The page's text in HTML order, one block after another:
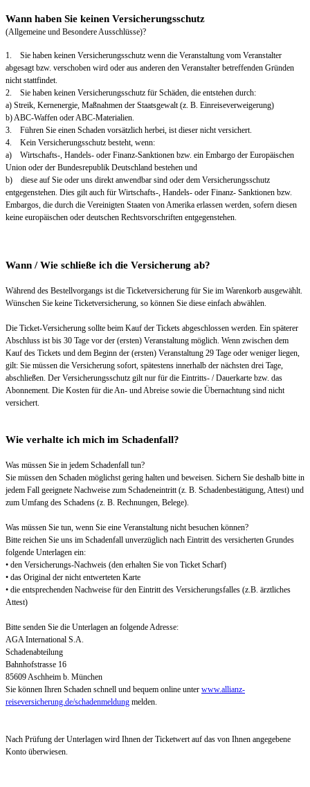
Wann haben Sie keinen Versicherungsschutz
(Allgemeine und Besondere Ausschlüsse)?
1. Sie haben keinen Versicherungsschutz wenn die Veranstaltung vom Veranstalter
abgesagt bzw. verschoben wird oder aus anderen den Veranstalter betreffenden Gründen
nicht stattfindet.
2. Sie haben keinen Versicherungsschutz für Schäden, die entstehen durch:
a) Streik, Kernenergie, Maßnahmen der Staatsgewalt (z. B. Einreiseverweigerung)
b) ABC-Waffen oder ABC-Materialien.
3. Führen Sie einen Schaden vorsätzlich herbei, ist dieser nicht versichert.
4. Kein Versicherungsschutz besteht, wenn:
a) Wirtschafts-, Handels- oder Finanz-Sanktionen bzw. ein Embargo der Europäischen
Union oder der Bundesrepublik Deutschland bestehen und
b) diese auf Sie oder uns direkt anwendbar sind oder dem Versicherungsschutz
entgegenstehen. Dies gilt auch für Wirtschafts-, Handels- oder Finanz- Sanktionen bzw.
Embargos, die durch die Vereinigten Staaten von Amerika erlassen werden, sofern diesen
keine europäischen oder deutschen Rechtsvorschriften entgegenstehen.
Wann / Wie schließe ich die Versicherung ab?
Während des Bestellvorgangs ist die Ticketversicherung für Sie im Warenkorb ausgewählt.
Wünschen Sie keine Ticketversicherung, so können Sie diese einfach abwählen.
Die Ticket-Versicherung sollte beim Kauf der Tickets abgeschlossen werden. Ein späterer
Abschluss ist bis 30 Tage vor der (ersten) Veranstaltung möglich. Wenn zwischen dem
Kauf des Tickets und dem Beginn der (ersten) Veranstaltung 29 Tage oder weniger liegen,
gilt: Sie müssen die Versicherung sofort, spätestens innerhalb der nächsten drei Tage,
abschließen. Der Versicherungsschutz gilt nur für die Eintritts- / Dauerkarte bzw. das
Abonnement. Die Kosten für die An- und Abreise sowie die Übernachtung sind nicht
versichert.
Wie verhalte ich mich im Schadenfall?
Was müssen Sie in jedem Schadenfall tun?
Sie müssen den Schaden möglichst gering halten und beweisen. Sichern Sie deshalb bitte in
jedem Fall geeignete Nachweise zum Schadeneintritt (z. B. Schadenbestätigung, Attest) und
zum Umfang des Schadens (z. B. Rechnungen, Belege).
Was müssen Sie tun, wenn Sie eine Veranstaltung nicht besuchen können?
Bitte reichen Sie uns im Schadenfall unverzüglich nach Eintritt des versicherten Grundes
folgende Unterlagen ein:
• den Versicherungs-Nachweis (den erhalten Sie von Ticket Scharf)
• das Original der nicht entwerteten Karte
• die entsprechenden Nachweise für den Eintritt des Versicherungsfalles (z.B. ärztliches
Attest)
Bitte senden Sie die Unterlagen an folgende Adresse:
AGA International S.A.
Schadenabteilung
Bahnhofstrasse 16
85609 Aschheim b. München
Sie können Ihren Schaden schnell und bequem online unter www.allianz-
reiseversicherung.de/schadenmeldung melden.
Nach Prüfung der Unterlagen wird Ihnen der Ticketwert auf das von Ihnen angegebene
Konto überwiesen.